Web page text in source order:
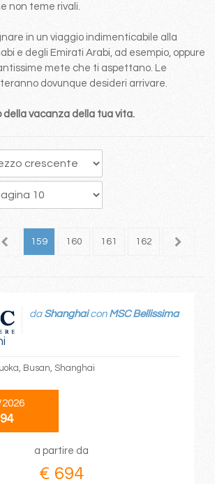
non teme rivali.
in un viaggio indimenticabile alla
e degli Emirati Arabi, ad esempio, oppure
mete che ti aspettano. Le
dovunque desideri arrivare.
della vacanza della tua vita.
158 159 160 161 162 163
da Shanghaicon MSC Bellissima
Busan, Shanghai
a partire da
€ 694